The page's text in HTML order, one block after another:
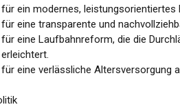
für ein modernes, leistungsorientiertes
für eine transparente und
für eine Laufbahnreform, die die
erleichtert.
für eine verlässliche Altersversorgung